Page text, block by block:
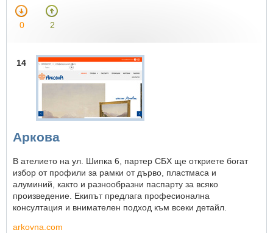
0 2
14
Аркова
В ателието на ул. Шипка 6, партер СБХ ще откриете богат
избор от профили за рамки от дърво, пластмаса и
алуминий, както и разнообразни паспарту за всяко
произведение. Екипът предлага професионална
консултация и внимателен подход към всеки детайл.
arkovna.com